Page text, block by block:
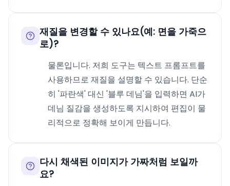
재질을 변경할 수 있나요(예: 면을 가죽으
로)?
물론입니다. 저희 도구는 텍스트 프롬프트를
사용하므로 재질을 설명할 수 있습니다. 단순
히 '파란색' 대신 '블루 데님'을 입력하면 AI가
데님 질감을 생성하도록 지시하여 편집이 물
리적으로 정확해 보이게 만듭니다.
다시 채색된 이미지가 가짜처럼 보일까
요?